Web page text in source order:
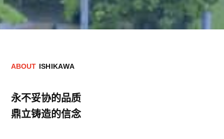
ABOUT ISHIKAWA
永不妥协的品质
鼎立铸造的信念